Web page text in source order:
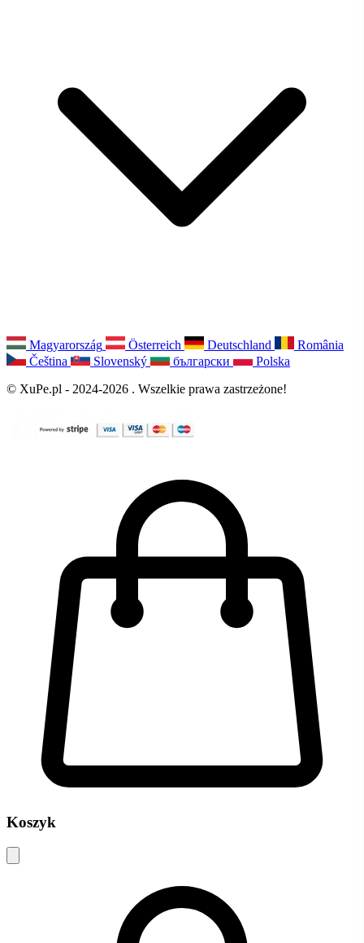
Magyarország Österreich Deutschland
România
Čeština
Slovenský български
Polska
© XuPe.pl - 2024-2026 . Wszelkie prawa zastrzeżone!
Koszyk